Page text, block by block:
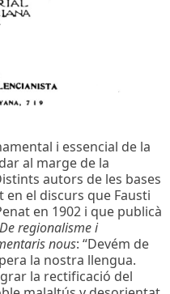
i essencial de la
al marge de la
autors de les bases
el discurs que Fausti
en 1902 i que publicà
De regionalisme i
nous: “Devém de
la nostra llengua.
la rectificació del